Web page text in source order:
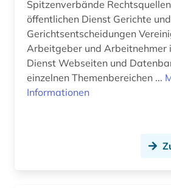
christliche ethik (1)
comic (2)
corona (1)
Spitzenverbände Rechtsquellen für den
öffentlichen Dienst Gerichte und
Gerichtsentscheidungen Vereinigungen der
Arbeitgeber und Arbeitnehmer
Dienst Webseiten und Datenbanken zu
einzelnen Themenbereichen ...
Informationen